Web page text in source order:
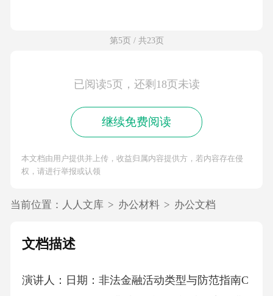
第5页 / 共23页
已阅读5页，还剩18页未读
继续免费阅读
本文档由用户提供并上传，收益归属内容提供方，若内容存在侵
权，请进行举报或认领
当前位置： 人人文库 > 办公材料 > 办公文档
文档描述
演讲人：日期：非法金融活动类型与防范指南C